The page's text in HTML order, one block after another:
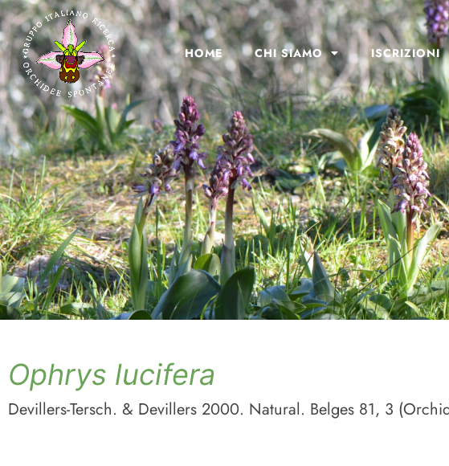
HOME CHI SIAMO ISCRIZIONI
Ophrys lucifera
Devillers-Tersch. & Devillers 2000. Natural. Belges 81, 3